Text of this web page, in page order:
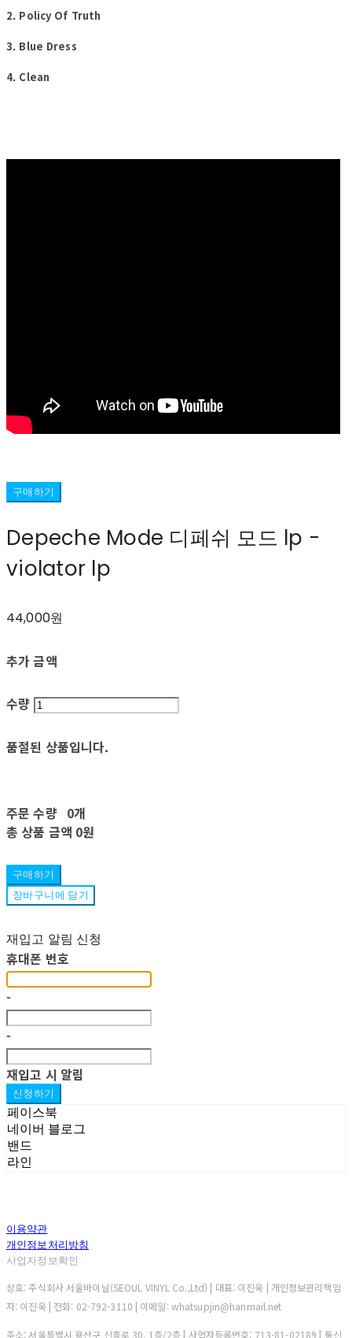
2. Policy Of Truth
3. Blue Dress
4. Clean
구매하기
Depeche Mode 디페쉬 모드 lp -
violator lp
44,000원
추가 금액
수량
품절된 상품입니다.
주문 수량 0개
총 상품 금액 0원
구매하기
장바구니에 담기
재입고 알림 신청
휴대폰 번호
-
-
재입고 시 알림
신청하기
페이스북
네이버 블로그
밴드
라인
이용약관
개인정보처리방침
사업자정보확인
상호: 주식회사 서울바이닐(SEOUL VINYL Co.,Ltd) | 대표: 이진욱 | 개인정보관리책임
자: 이진욱 | 전화: 02-792-3110 | 이메일: whatsupjin@hanmail.net
주소: 서울특별시 용산구 신흥로 30, 1층/2층 | 사업자등록번호: 713-81-02189 | 통신